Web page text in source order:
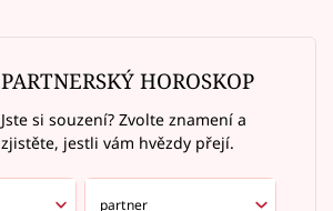
PARTNERSKÝ HOROSKOP
Jste si souzení? Zvolte znamení a
zjistěte, jestli vám hvězdy přejí.